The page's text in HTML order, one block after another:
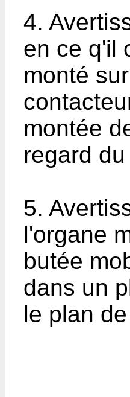
4.
en ce q'il
monté
montée
regard
5.
l'organe
butée
dans un
le plan